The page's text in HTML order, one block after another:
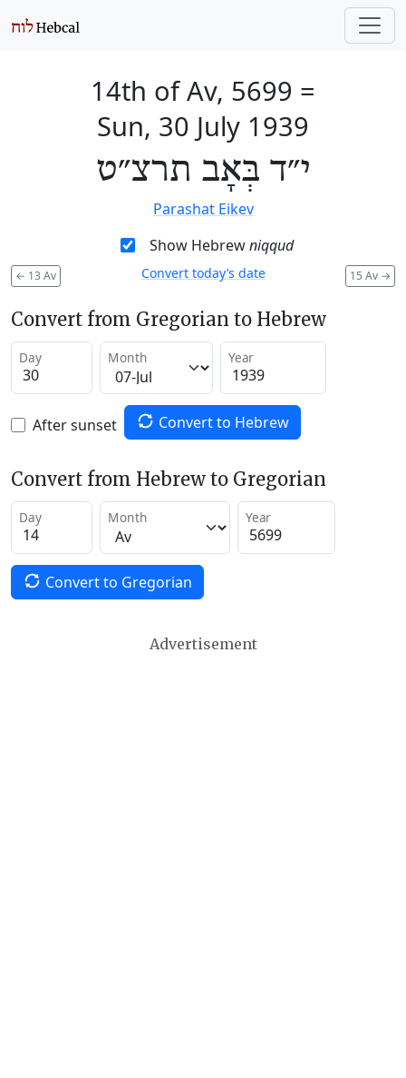
14th of Av, 5699 =
Sun, 30 July 1939
י״ד בְּאָב תרצ״ט
Parashat Eikev
Show Hebrewniqqud
← 13 Av 15 Av →
Convert today’s date
Convert from Gregorian to Hebrew
Day Month Year
After sunset Convert to Hebrew
Convert from Hebrew to Gregorian
Day Month Year
Convert to Gregorian
Advertisement